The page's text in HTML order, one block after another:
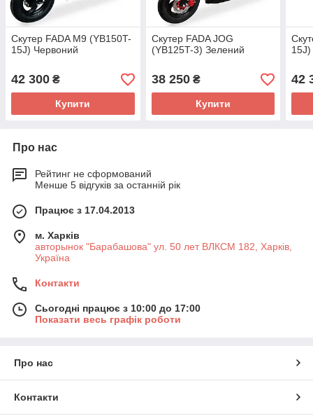
Скутер FADA M9 (YB150T-
15J) Червоний
42 300 ₴
Купити
Скутер FADA JOG
(YB125T-3) Зелений
38 250₴
Купити
42
Про нас
Рейтинг не сформований
Менше 5 відгуків за останній рік
Працює з 17.04.2013
м. Харків
авторынок "Барабашова" ул. 50 лет ВЛКСМ 182, Харків,
Україна
Контакти
Сьогодні працює з 10:00 до 17:00
Показати весь графік роботи
Про нас
Контакти